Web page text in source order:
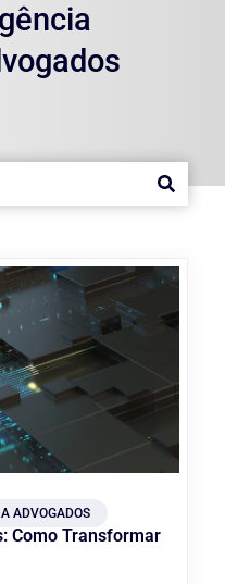
ADVOGADOS
Como Transformar